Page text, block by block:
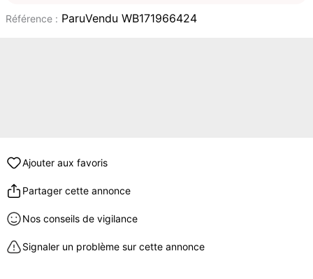
Référence : ParuVendu WB171966424
Ajouter aux favoris
Partager cette annonce
Nos conseils de vigilance
Signaler un problème sur cette annonce